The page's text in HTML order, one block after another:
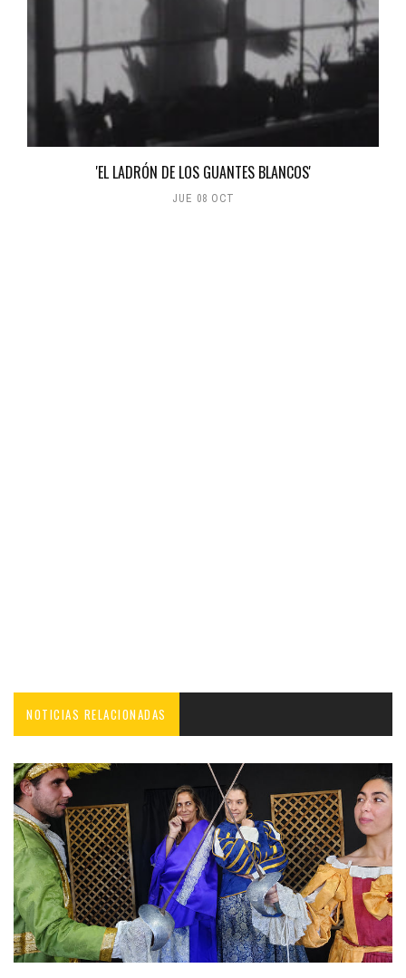
'EL LADRÓN DE LOS GUANTES BLANCOS'
JUE 08 OCT
NOTICIAS RELACIONADAS